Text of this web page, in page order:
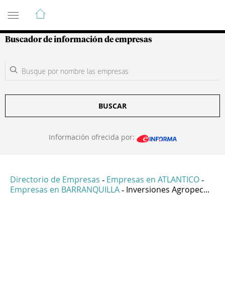
Guía de Empresas Colombianas
Buscador de información de empresas
BUSCAR
Información ofrecida por:
Directorio de Empresas - Empresas en ATLANTICO -
Empresas en BARRANQUILLA - Inversiones Agropec...